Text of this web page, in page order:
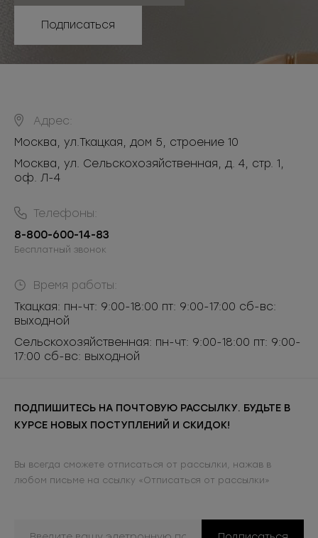
Подписаться
Адрес:
Москва, ул.Ткацкая, дом 5, строение 10
Москва, ул. Сельскохозяйственная, д. 4, стр. 1,
оф. Л-4
Телефоны:
8-800-600-14-83
Бесплатный звонок
Время работы:
Ткацкая: пн-чт: 9:00-18:00 пт: 9:00-17:00 сб-вс:
выходной
Сельскохозяйственная: пн-чт: 9:00-18:00 пт: 9:00-
17:00 сб-вс: выходной
ПОДПИШИТЕСЬ НА ПОЧТОВУЮ РАССЫЛКУ. БУДЬТЕ В
КУРСЕ НОВЫХ ПОСТУПЛЕНИЙ И СКИДОК!
Вы всегда сможете отписаться от рассылки, нажав в
любом письме на ссылку «Отписаться от рассылки»